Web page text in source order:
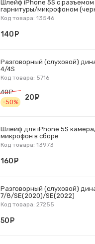
Шлейф iPhone 5S с
гарнитуры/микрофоном
Код товара: 13546
140
Разговорный (слуховой)
4/4S
Код товара: 5716
40
руб.
-50%
20
Шлейф для iPhone 5S
микрофон в сборе
Код товара: 13973
160
Разговорный (слуховой)
7/8/SE(2020)/SE(2022)
Код товара: 27255
50